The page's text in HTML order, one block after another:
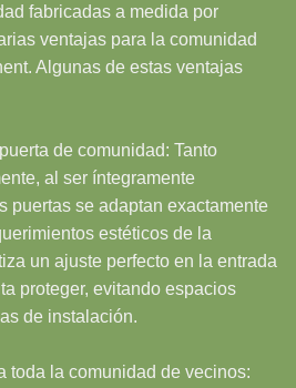
fabricadas a medida por
ventajas para la comunidad
Algunas de estas ventajas
de comunidad: Tanto
al ser íntegramente
puertas se adaptan exactamente
estéticos de la
un ajuste perfecto en la entrada
proteger, evitando espacios
de instalación.
toda la comunidad de vecinos: